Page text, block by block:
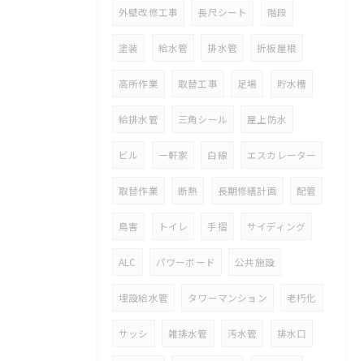
外壁改修工事 長尺シート 階段
塗装 給水管 排水管 折板屋根
高所作業 取替工事 足場 貯水槽
給排水管 三角シール 屋上防水
ビル 一軒家 白線 エスカレーター
取替作業 断熱 長期修繕計画 配管
鳥害 トイレ 手摺 サイディング
ALC パワーボード 公共施設
埋設給水管 タワーマンション 老朽化
サッシ 雑排水管 汚水管 排水口